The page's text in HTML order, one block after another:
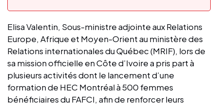
Elisa Valentin, Sous-ministre adjointe aux Relations
Europe, Afrique et Moyen-Orient au ministère des
Relations internationales du Québec (MRIF), lors de
sa mission officielle en Côte d’Ivoire a pris part à
plusieurs activités dont le lancement d’une
formation de HEC Montréal à 500 femmes
bénéficiaires du FAFCI, afin de renforcer leurs